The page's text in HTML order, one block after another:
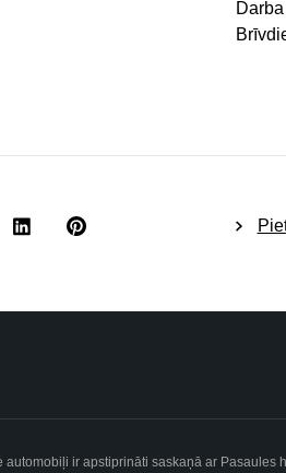
ir apstiprināti saskaņā ar Pasaules